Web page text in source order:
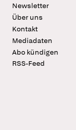
Newsletter
Über uns
Kontakt
Mediadaten
Abo kündigen
RSS-Feed